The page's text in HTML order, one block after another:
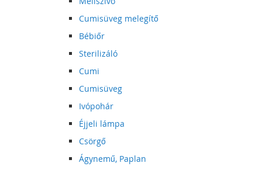
Cumisüveg melegítő
Bébiőr
Sterilizáló
Cumi
Cumisüveg
Ivópohár
Éjjeli lámpa
Csörgő
Ágynemű, Paplan